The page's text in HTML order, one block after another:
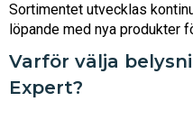
Sortimentet utvecklas
löpande med nya produkter
Varför välja
Expert?